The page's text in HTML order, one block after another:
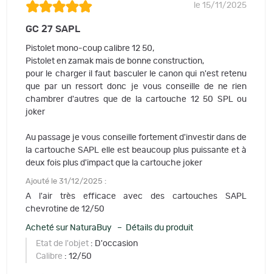
le 15/11/2025
GC 27 SAPL
Pistolet mono-coup calibre 12 50,
Pistolet en zamak mais de bonne construction,
pour le charger il faut basculer le canon qui n'est retenu
que par un ressort donc je vous conseille de ne rien
chambrer d'autres que de la cartouche 12 50 SPL ou
joker
Au passage je vous conseille fortement d'investir dans de
la cartouche SAPL elle est beaucoup plus puissante et à
deux fois plus d'impact que la cartouche joker
Ajouté le 31/12/2025 :
A l'air très efficace avec des cartouches SAPL
chevrotine de 12/50
Acheté sur NaturaBuy – Détails du produit
Etat de l'objet : D'occasion
Calibre : 12/50